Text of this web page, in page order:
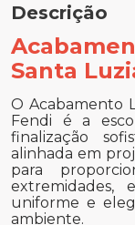
Descrição
Santa
O Acabamento
Fendi é a
finalização
alinhada em
para
uniforme e
ambiente.